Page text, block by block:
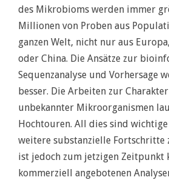
des Mikrobioms werden immer
Millionen von Proben aus
ganzen Welt, nicht nur aus
oder China. Die Ansätze zur
Sequenzanalyse und Vorhersage
besser. Die Arbeiten zur
unbekannter Mikroorganismen
Hochtouren. All dies sind
weitere substanzielle Fortschritte
ist jedoch zum jetzigen Zeitpunkt
kommerziell angebotenen